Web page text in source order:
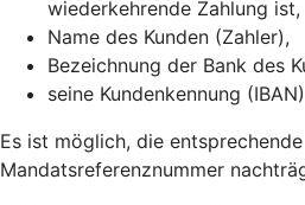
wiederkehrende Zahlung ist,
Name des Kunden (Zahler),
Bezeichnung der Bank des
seine Kundenkennung (IBAN)
Es ist möglich, die entsprechende
Mandatsreferenznummer